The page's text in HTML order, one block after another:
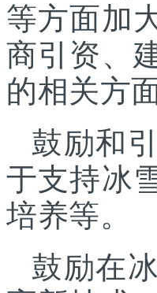
等方面加
商引资、
的相关方
鼓励和
于支持冰
培养等。
鼓励在